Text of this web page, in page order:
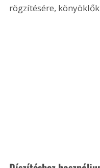
rögzítésére,